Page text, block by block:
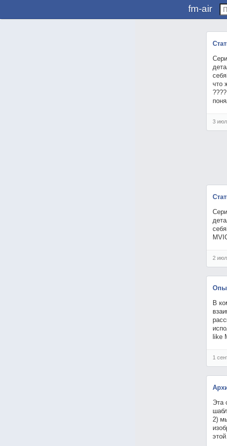
fm-air
что
3
2
В
like
1
Эта
2)